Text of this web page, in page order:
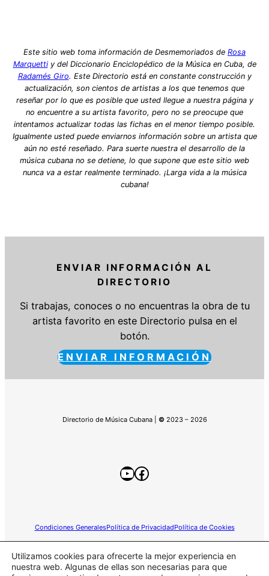
Este sitio web toma información de Desmemoriados de Rosa
Marquettiy del Diccionario Enciclopédico de la Música en Cuba, de
Radamés Giro. Este Directorio está en constante construcción y
actualización, son cientos de artistas a los que tenemos que
reseñar por lo que es posible que usted llegue a nuestra página y
no encuentre a su artista favorito, pero no se preocupe que
intentamos actualizar todas las fichas en el menor tiempo posible.
Igualmente usted puede enviarnos información sobre un artista que
aún no esté reseñado. Para suerte nuestra el desarrollo de la
música cubana no se detiene, lo que supone que este sitio web
nunca va a estar realmente terminado. ¡Larga vida a la música
cubana!
ENVIAR INFORMACIÓN AL
DIRECTORIO
Si trabajas, conoces o no encuentras la obra de tu
artista favorito en este Directorio pulsa en el
botón.
ENVIAR INFORMACIÓN
Directorio de Música Cubana | © 2023 – 2026
YouTube
Facebook
Condiciones GeneralesPolítica de PrivacidadPolítica de Cookies
Utilizamos cookies para ofrecerte la mejor experiencia en
nuestra web. Algunas de ellas son necesarias para que